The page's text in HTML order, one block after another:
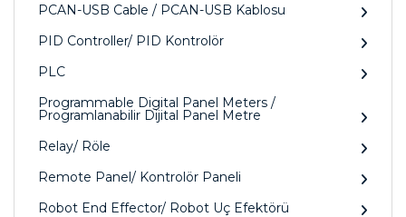
PCAN-USB Cable / PCAN-USB Kablosu
PID Controller/ PID Kontrolör
PLC
Programmable Digital Panel Meters /
Programlanabilir Dijital Panel Metre
Relay/ Röle
Remote Panel/ Kontrolör Paneli
Robot End Effector/ Robot Uç Efektörü